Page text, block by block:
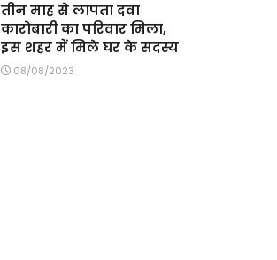
तीन माह से लापता दवा
कारोबारी का परिवार मिला,
इस शहर में मिले घर के सदस्य
08/08/2023